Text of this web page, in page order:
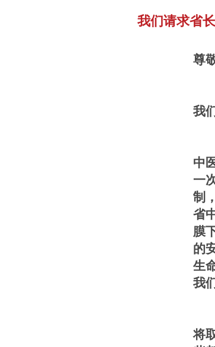
我们请求省
尊
我
中
一
制
省
膜
的
生
我
将